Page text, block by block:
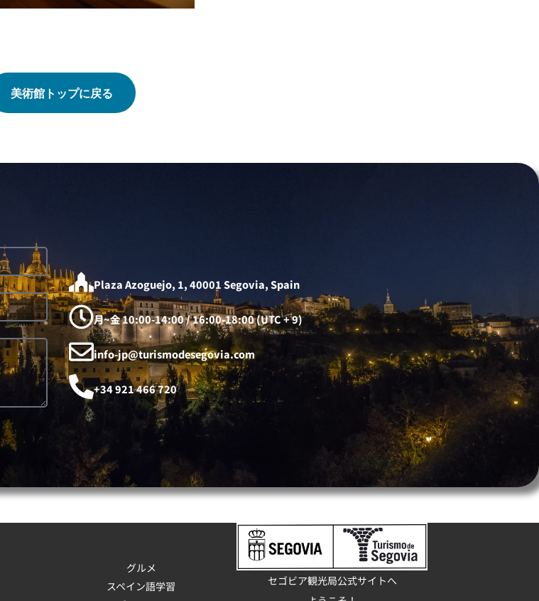
美術館トップに戻る
Plaza Azoguejo, 1, 40001 Segovia, Spain
月~金 10:00-14:00 / 16:00-18:00 (UTC + 9)
info-jp@turismodesegovia.com
+34 921 466 720
グルメ
スペイン語学習
セゴビア観光局公式サイトへ